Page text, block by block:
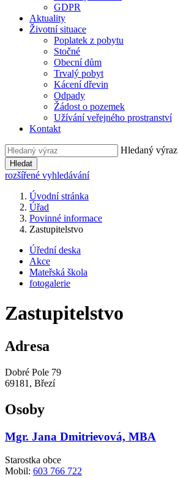
GDPR
Aktuality
Životní situace
Poplatek z pobytu
Stočné
Obecní dům
Trvalý pobyt
Kácení dřevin
Odpady
Žádost o pozemek
Užívání veřejného prostranství
Kontakt
Hledaný výraz
Hledat
rozšířené vyhledávání
Úvodní stránka
Úřad
Povinné informace
Zastupitelstvo
Úřední deska
Akce
Mateřská škola
fotogalerie
Zastupitelstvo
Adresa
Dobré Pole 79
69181, Březí
Osoby
Mgr. Jana Dmitrievová, MBA
Starostka obce
Mobil: 603 766 722